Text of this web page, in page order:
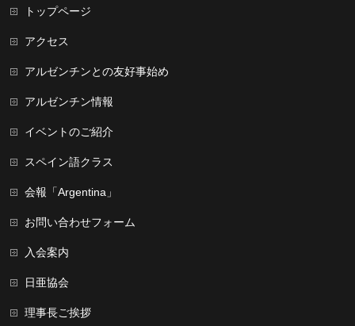
トップページ
アクセス
アルゼンチンとの友好事始め
アルゼンチン情報
イベントのご紹介
スペイン語クラス
会報「Argentina」
お問い合わせフォーム
入会案内
日亜協会
理事長ご挨拶